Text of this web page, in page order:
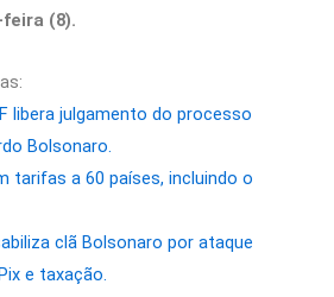
(8).
libera julgamento do processo
Bolsonaro.
tarifas a 60 países, incluindo o
clã Bolsonaro por ataque
e taxação.